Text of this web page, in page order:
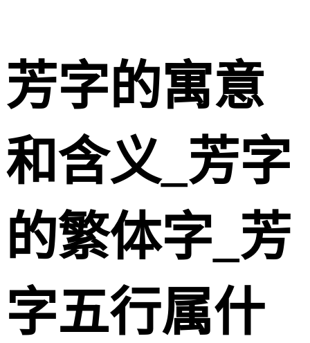
芳字的寓意
和含义_芳字
的繁体字_芳
字五行属什